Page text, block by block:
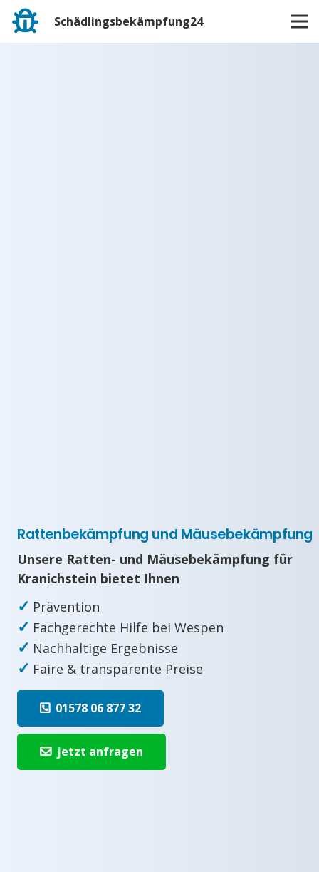
Schädlingsbekämpfung24
Rattenbekämpfung und Mäusebekämpfung
Unsere Ratten- und Mäusebekämpfung für
Kranichstein bietet Ihnen
✓ Prävention
✓ Fachgerechte Hilfe bei Wespen
✓ Nachhaltige Ergebnisse
✓ Faire & transparente Preise
01578 06 877 32
jetzt anfragen